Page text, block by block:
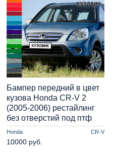
Honda CR-V
Бампер передний в цвет
кузова Honda CR-V 2
(2005-2006) рестайлинг
без отверстий под птф
10000 руб.